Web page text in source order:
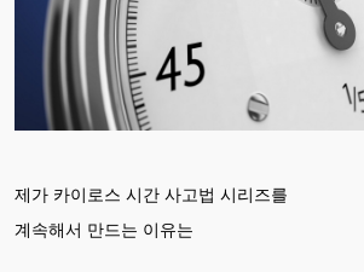
제가 카이로스 시간 사고법 시리즈를
계속해서 만드는 이유는